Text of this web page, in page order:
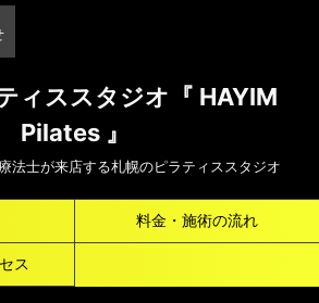
ィススタジオ『 HAYIM
Pilates 』
法士が来店する札幌のピラティススタジオ
料金・施術の流れ
ス